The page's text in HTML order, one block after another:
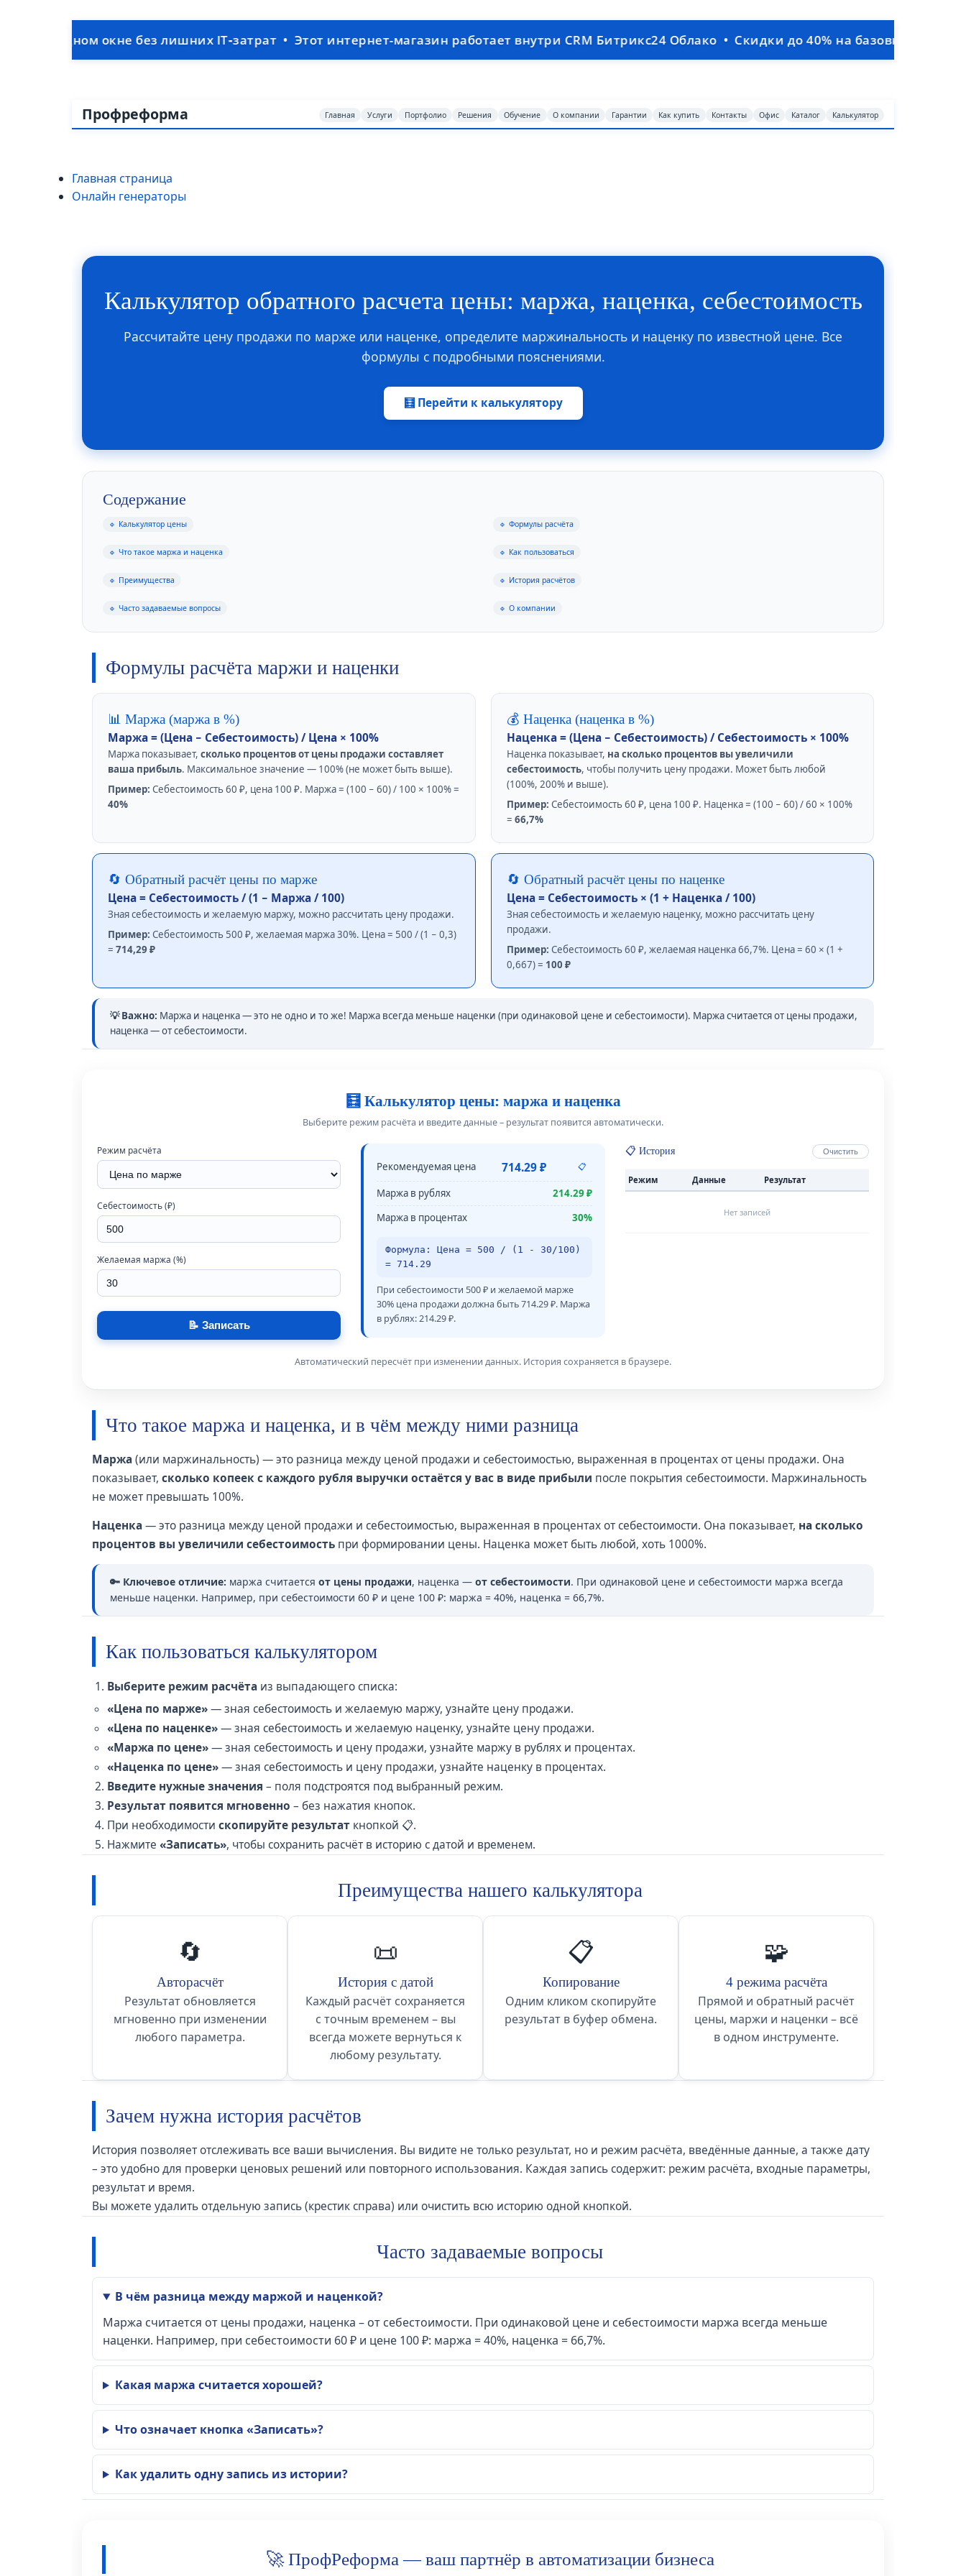
окне без лишних IT‑затрат • Этот интернет-магазин работает внутри CRM Битрикс24 Облако • Скидки до 40% на базовые тарифы
Профреформа Главная Услуги Портфолио Решения Обучение О компании Гарантии Как купить Контакты Офис Каталог Калькулятор
Главная страница
Онлайн генераторы
Калькулятор обратного расчета цены: маржа, наценка, себестоимость
Рассчитайте цену продажи по марже или наценке, определите маржинальность и наценку по известной цене. Все
формулы с подробными пояснениями.
🧮 Перейти к калькулятору
Содержание
🔹 Калькулятор цены 🔹 Формулы расчёта
🔹 Что такое маржа и наценка 🔹 Как пользоваться
🔹 Преимущества 🔹 История расчётов
🔹 Часто задаваемые вопросы 🔹 О компании
Формулы расчёта маржи и наценки
📊 Маржа (маржа в %)
Маржа = (Цена − Себестоимость) / Цена × 100%
Маржа показывает, сколько процентов от цены продажи составляет
ваша прибыль. Максимальное значение — 100% (не может быть выше).
Пример: Себестоимость 60 ₽, цена 100 ₽. Маржа = (100 − 60) / 100 × 100% =
40%
💰 Наценка (наценка в %)
Наценка = (Цена − Себестоимость) / Себестоимость × 100%
Наценка показывает, на сколько процентов вы увеличили
себестоимость, чтобы получить цену продажи. Может быть любой
(100%, 200% и выше).
Пример: Себестоимость 60 ₽, цена 100 ₽. Наценка = (100 − 60) / 60 × 100%
= 66,7%
🔄 Обратный расчёт цены по марже
Цена = Себестоимость / (1 − Маржа / 100)
Зная себестоимость и желаемую маржу, можно рассчитать цену продажи.
Пример: Себестоимость 500 ₽, желаемая маржа 30%. Цена = 500 / (1 − 0,3)
= 714,29 ₽
🔄 Обратный расчёт цены по наценке
Цена = Себестоимость × (1 + Наценка / 100)
Зная себестоимость и желаемую наценку, можно рассчитать цену
продажи.
Пример: Себестоимость 60 ₽, желаемая наценка 66,7%. Цена = 60 × (1 +
0,667) = 100 ₽
💡 Важно: Маржа и наценка — это не одно и то же! Маржа всегда меньше наценки (при одинаковой цене и себестоимости). Маржа считается от цены продажи,
наценка — от себестоимости.
🧮 Калькулятор цены: маржа и наценка
Выберите режим расчёта и введите данные – результат появится автоматически.
Режим расчёта
Себестоимость (₽)
Желаемая маржа (%)
📝 Записать
Рекомендуемая цена 714.29 ₽ 📋
Маржа в рублях
214.29 ₽
Маржа в процентах
30%
Формула:Цена = 500 / (1 - 30/100)
= 714.29
При себестоимости 500 ₽ и желаемой марже
30% цена продажи должна быть 714.29 ₽. Маржа
в рублях: 214.29 ₽.
📋 История Очистить
Режим Данные Результат
Нет записей
Автоматический пересчёт при изменении данных. История сохраняется в браузере.
Что такое маржа и наценка, и в чём между ними разница
Маржа(или маржинальность) — это разница между ценой продажи и себестоимостью, выраженная в процентах от цены продажи. Она
показывает, сколько копеек с каждого рубля выручки остаётся у вас в виде прибыли после покрытия себестоимости. Маржинальность
не может превышать 100%.
Наценка— это разница между ценой продажи и себестоимостью, выраженная в процентах от себестоимости. Она показывает, на сколько
процентов вы увеличили себестоимость при формировании цены. Наценка может быть любой, хоть 1000%.
🔑 Ключевое отличие: маржа считается от цены продажи, наценка — от себестоимости. При одинаковой цене и себестоимости маржа всегда
меньше наценки. Например, при себестоимости 60 ₽ и цене 100 ₽: маржа = 40%, наценка = 66,7%.
Как пользоваться калькулятором
Выберите режим расчёта из выпадающего списка:
«Цена по марже»— зная себестоимость и желаемую маржу, узнайте цену продажи.
«Цена по наценке»— зная себестоимость и желаемую наценку, узнайте цену продажи.
«Маржа по цене»— зная себестоимость и цену продажи, узнайте маржу в рублях и процентах.
«Наценка по цене»— зная себестоимость и цену продажи, узнайте наценку в процентах.
Введите нужные значения – поля подстроятся под выбранный режим.
Результат появится мгновенно – без нажатия кнопок.
При необходимости скопируйте результат кнопкой 📋.
Нажмите «Записать», чтобы сохранить расчёт в историю с датой и временем.
Преимущества нашего калькулятора
🔄
Авторасчёт
Результат обновляется
мгновенно при изменении
любого параметра.
📜
История с датой
Каждый расчёт сохраняется
с точным временем – вы
всегда можете вернуться к
любому результату.
📋
Копирование
Одним кликом скопируйте
результат в буфер обмена.
🧩
4 режима расчёта
Прямой и обратный расчёт
цены, маржи и наценки – всё
в одном инструменте.
Зачем нужна история расчётов
История позволяет отслеживать все ваши вычисления. Вы видите не только результат, но и режим расчёта, введённые данные, а также дату
– это удобно для проверки ценовых решений или повторного использования. Каждая запись содержит: режим расчёта, входные параметры,
результат и время.
Вы можете удалить отдельную запись (крестик справа) или очистить всю историю одной кнопкой.
Часто задаваемые вопросы
В чём разница между маржой и наценкой?
Маржа считается от цены продажи, наценка – от себестоимости. При одинаковой цене и себестоимости маржа всегда меньше
наценки. Например, при себестоимости 60 ₽ и цене 100 ₽: маржа = 40%, наценка = 66,7%.
Какая маржа считается хорошей?
Что означает кнопка «Записать»?
Как удалить одну запись из истории?
🚀 ПрофРеформа — ваш партнёр в автоматизации бизнеса